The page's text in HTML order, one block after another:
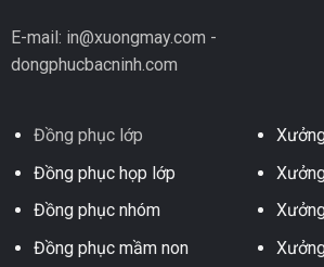
E-mail: in@xuongmay.com -
dongphucbacninh.com
Đồng phục lớp
Đồng phục họp lớp
Đồng phục nhóm
Đồng phục mầm non